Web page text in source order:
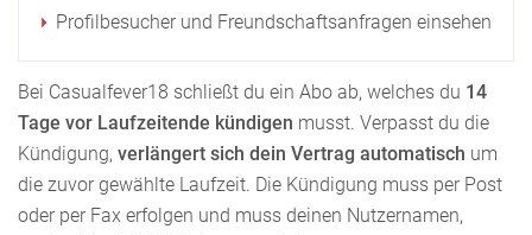
Profilbesucher und Freundschaftsanfragen einsehen
Bei Casualfever18 schließt du ein Abo ab, welches du 14
Tage vor Laufzeitende kündigen musst. Verpasst du die
Kündigung, verlängert sich dein Vertrag automatisch um
die zuvor gewählte Laufzeit. Die Kündigung muss per Post
oder per Fax erfolgen und muss deinen Nutzernamen,